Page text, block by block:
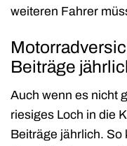
weiteren Fahrer
Beiträge
Auch wenn es nicht
riesiges Loch in die
Beiträge jährlich. So